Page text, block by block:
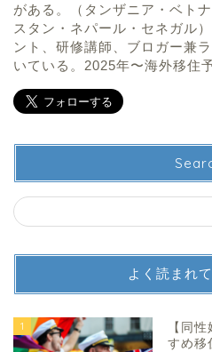
がある。（タンザニア・ベト
スタン・ネパール・セネガル
ント、研修講師、ブロガー兼
いている。2025年〜海外移住予
よく読まれ
1
【同
すめ移